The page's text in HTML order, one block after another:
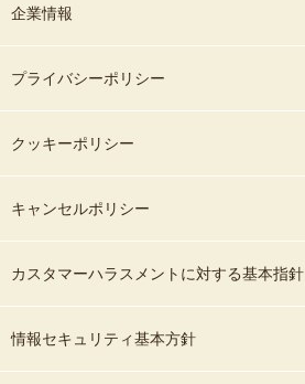
企業情報
プライバシーポリシー
クッキーポリシー
キャンセルポリシー
カスタマーハラスメントに対する基本指針
情報セキュリティ基本方針